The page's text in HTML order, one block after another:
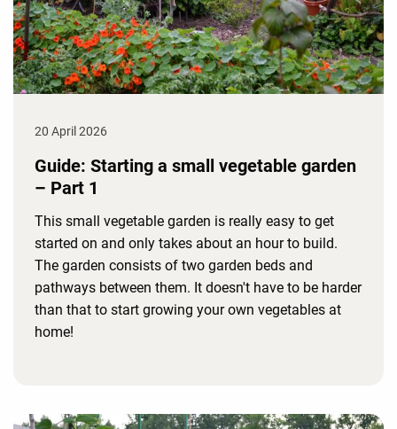
20 April 2026
Guide: Starting a small vegetable garden
– Part 1
This small vegetable garden is really easy to get
started on and only takes about an hour to build.
The garden consists of two garden beds and
pathways between them. It doesn't have to be harder
than that to start growing your own vegetables at
home!